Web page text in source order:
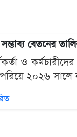
বেতনের
ও
পেরিয়ে ২০২৬